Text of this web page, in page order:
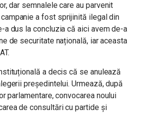
dar semnalele care au parvenit
a fost sprijinită ilegal din
a dus la concluzia că aici avem de-a
de securitate națională, iar aceasta
a decis că se anulează
președintelui. Urmează, după
parlamentare, convocarea noului
de consultări cu partide și